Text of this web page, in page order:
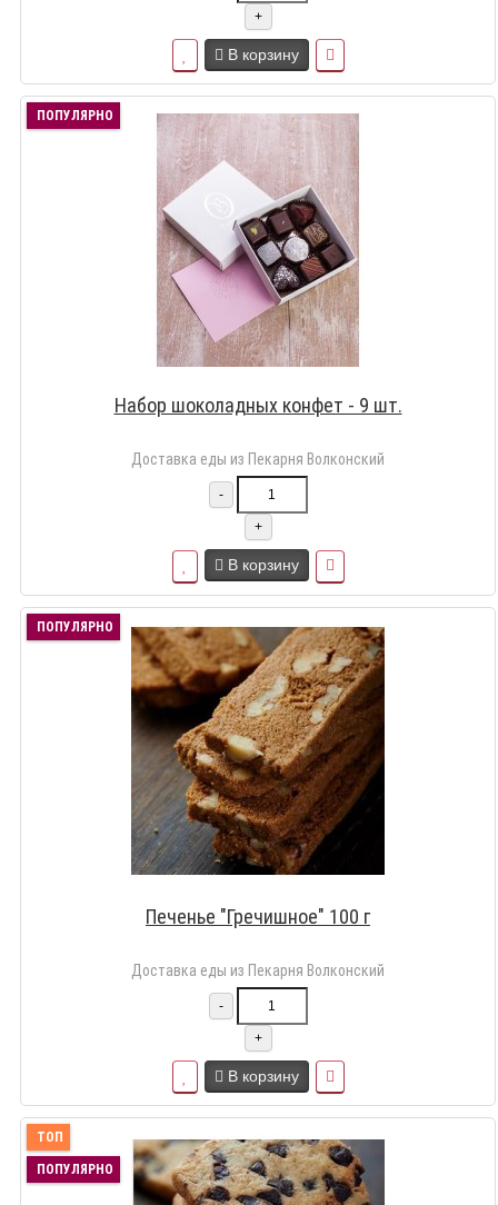
+
В корзину
ПОПУЛЯРНО
Набор шоколадных конфет - 9 шт.
Доставка еды из Пекарня Волконский
-
+
В корзину
ПОПУЛЯРНО
Печенье "Гречишное" 100 г
Доставка еды из Пекарня Волконский
-
+
В корзину
ТОП
ПОПУЛЯРНО